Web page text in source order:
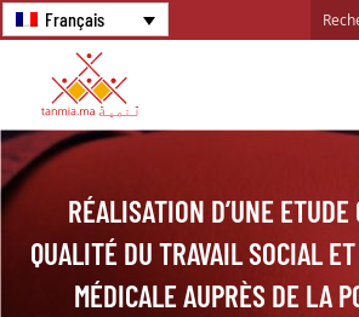
Français
RÉALISATION D’UNE
QUALITÉ DU TRAVAIL SOCIAL
MÉDICALE AUPRÈS DE LA